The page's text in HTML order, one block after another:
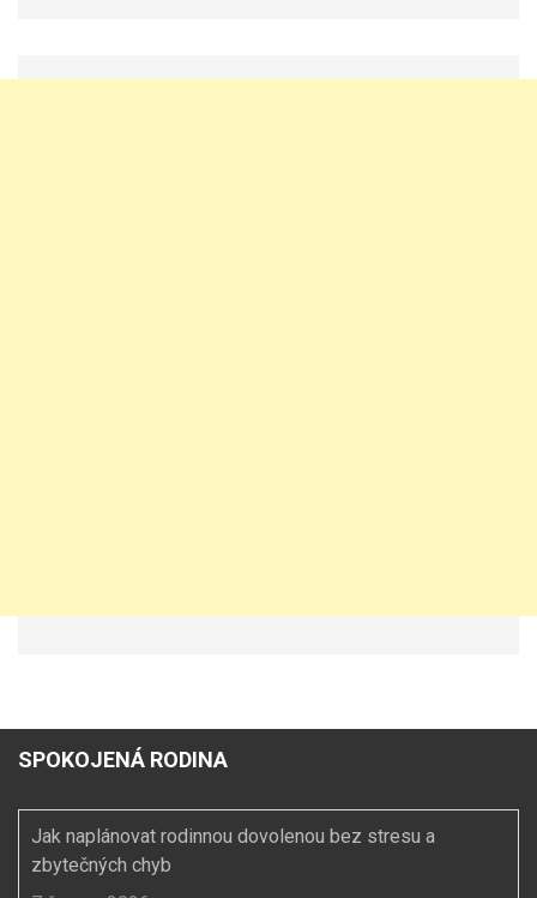
SPOKOJENÁ RODINA
Jak naplánovat rodinnou dovolenou bez stresu a
zbytečných chyb